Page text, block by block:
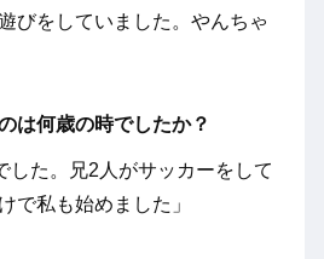
びをしていました。やんちゃ
何歳の時でしたか？
した。兄2人がサッカーをして
で私も始めました」